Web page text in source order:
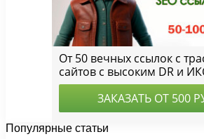
Популярные статьи